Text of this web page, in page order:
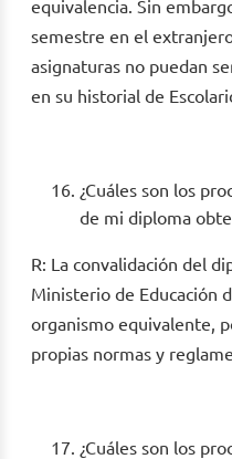
equivalencia. Sin
semestre en el
asignaturas no puedan
en su historial de
¿Cuáles son los
de mi diploma
R: La convalidación del
Ministerio de Educación
organismo equivalente,
propias normas y
¿Cuáles son los